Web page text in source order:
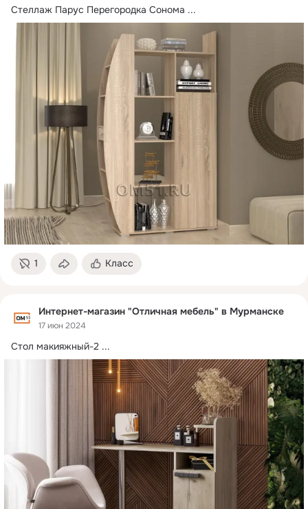
Стеллаж Парус Перегородка Сонома ...
1 Класс
Интернет-магазин "Отличная мебель" в Мурманске
17 июн 2024
Стол макияжный-2 ...